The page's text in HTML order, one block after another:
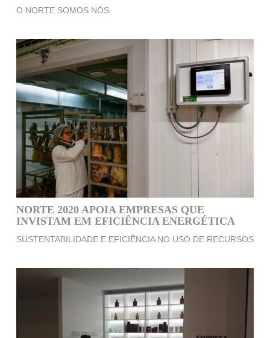
O NORTE SOMOS NÓS
NORTE 2020 APOIA EMPRESAS QUE
INVISTAM EM EFICIÊNCIA ENERGÉTICA
SUSTENTABILIDADE E EFICIÊNCIA NO USO DE RECURSOS